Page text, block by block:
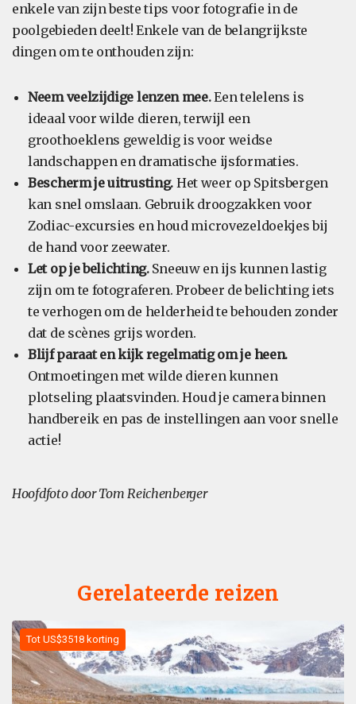
enkele van zijn beste tips voor fotografie in de
poolgebieden deelt! Enkele van de belangrijkste
dingen om te onthouden zijn:
Neem veelzijdige lenzen mee.Een telelens is
ideaal voor wilde dieren, terwijl een
groothoeklens geweldig is voor weidse
landschappen en dramatische ijsformaties.
Bescherm je uitrusting. Het weer op Spitsbergen
kan snel omslaan. Gebruik droogzakken voor
Zodiac-excursies en houd microvezeldoekjes bij
de hand voor zeewater.
Let op je belichting.Sneeuw en ijs kunnen lastig
zijn om te fotograferen. Probeer de belichting iets
te verhogen om de helderheid te behouden zonder
dat de scènes grijs worden.
Blijf paraat en kijk regelmatig om je heen.
Ontmoetingen met wilde dieren kunnen
plotseling plaatsvinden. Houd je camera binnen
handbereik en pas de instellingen aan voor snelle
actie!
Hoofdfoto door Tom Reichenberger
Gerelateerde reizen
Tot US$3518 korting